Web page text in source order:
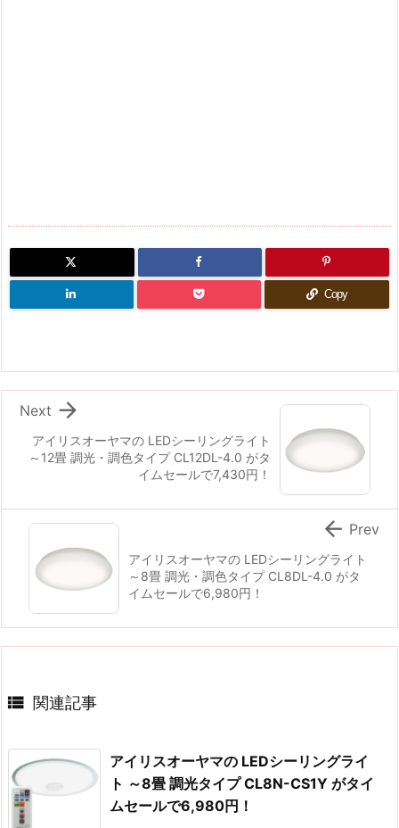
Copy
アイリスオーヤマの LEDシーリングライト
～12畳 調光・調色タイプ CL12DL-4.0 がタ
イムセールで7,430円！

Next
アイリスオーヤマの LEDシーリングライト
～8畳 調光・調色タイプ CL8DL-4.0 がタ
イムセールで6,980円！
 Prev
 関連記事
アイリスオーヤマの LEDシーリングライ
ト ～8畳 調光タイプ CL8N-CS1Y がタイ
ムセールで6,980円！